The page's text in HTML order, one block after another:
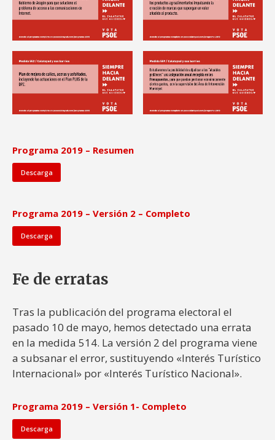
Programa 2019 – Resumen
Descarga
Programa 2019 – Versión 2 – Completo
Descarga
Fe de erratas
Tras la publicación del programa electoral el
pasado 10 de mayo, hemos detectado una errata
en la medida 514. La versión 2 del programa viene
a subsanar el error, sustituyendo «Interés Turístico
Internacional» por «Interés Turístico Nacional».
Programa 2019 – Versión 1- Completo
Descarga